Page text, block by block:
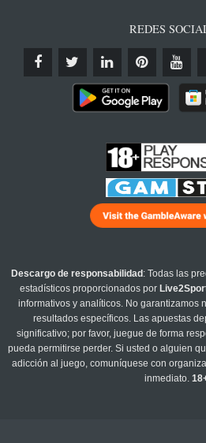
REDES
Descargo de responsabilidad : Todas las
estadísticos proporcionados por
informativos y analíticos. No garantizamos
resultados específicos. Las apuestas
significativo; por favor, juegue de forma
pueda permitirse perder. Si usted o alguien
adicción al juego, comuníquese con
inmediato.